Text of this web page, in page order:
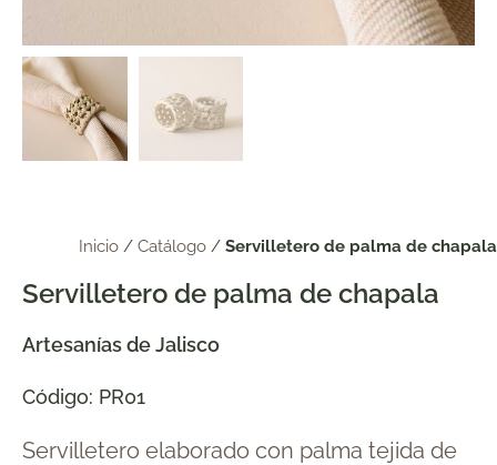
Inicio / Catálogo / Servilletero de palma de chapala
Servilletero de palma de chapala
Artesanías de Jalisco
Código: PR01
Servilletero elaborado con palma tejida de